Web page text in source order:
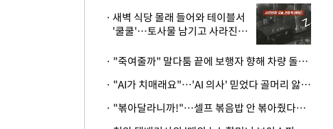
새벽 식당 몰래 들어와 테이블서
'쿨쿨'…토사물 남기고 사라진 남
· "죽여줄까" 말다툼 끝에 보행자 향해 차량 돌진…50대 여성 중상
· "AI가 치매래요"…'AI 의사' 믿었다 골머리 앓는 美 의료계 '경고'
· "볶아달라니까!"…셀프 볶음밥 안 볶아줬다고 사장 폭행한 손님